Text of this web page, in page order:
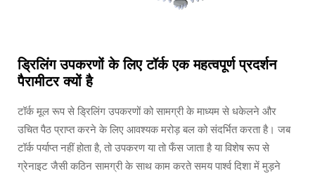
ड्रिलिंग उपकरणों के लिए टॉर्क एक महत्वपूर्ण प्रदर्शन
पैरामीटर क्यों है
टॉर्क मूल रूप से ड्रिलिंग उपकरणों को सामग्री के माध्यम से धकेलने और
उचित पैठ प्राप्त करने के लिए आवश्यक मरोड़ बल को संदर्भित करता है। जब
टॉर्क पर्याप्त नहीं होता है, तो उपकरण या तो फँस जाता है या विशेष रूप से
ग्रेनाइट जैसी कठिन सामग्री के साथ काम करते समय पार्श्व दिशा में मुड़ने